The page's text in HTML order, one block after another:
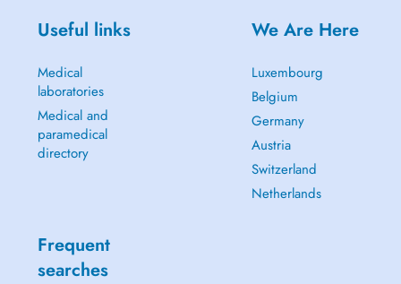
Useful links
Medical
laboratories
Medical and
paramedical
directory
We Are Here
Luxembourg
Belgium
Germany
Austria
Switzerland
Netherlands
Frequent
searches